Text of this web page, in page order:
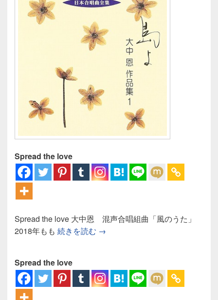
Spread the love
Spread the love 大中恩 混声合唱組曲「風のうた」
2018年もも 続きを読む 大中恩 混声合唱組曲「風のうた
→
Spread the love